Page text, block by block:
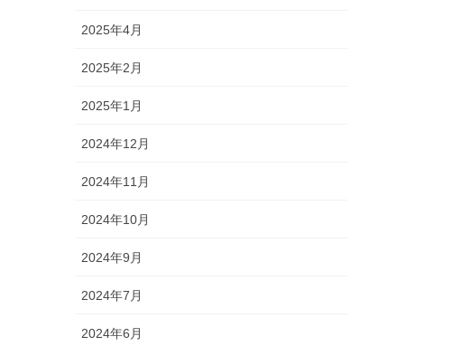
2025年4月
2025年2月
2025年1月
2024年12月
2024年11月
2024年10月
2024年9月
2024年7月
2024年6月